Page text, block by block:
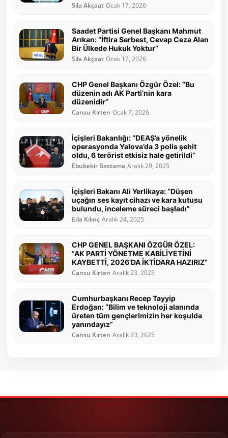
Sıla Akçaat Ocak 17, 2026
Saadet Partisi Genel Başkanı Mahmut
Arıkan: “İftira Serbest, Cevap Ceza Alan
Bir Ülkede Hukuk Yoktur”
Sıla Akçaat Ocak 17, 2026
CHP Genel Başkanı Özgür Özel: “Bu
düzenin adı AK Parti’nin kara
düzenidir”
Cansu Kırten Ocak 7, 2026
İçişleri Bakanlığı: “DEAŞ’a yönelik
operasyonda Yalova’da 3 polis şehit
oldu, 6 terörist etkisiz hale getirildi”
Ebubekir Bastama Aralık 29, 2025
İçişleri Bakanı Ali Yerlikaya: “Düşen
uçağın ses kayıt cihazı ve kara kutusu
bulundu, inceleme süreci başladı”
Eda Kılınç Aralık 24, 2025
CHP GENEL BAŞKANI ÖZGÜR ÖZEL:
“AK PARTİ YÖNETME KABİLİYETİNİ
KAYBETTİ, 2026’DA İKTİDARA HAZIRIZ”
Cansu Kırten Aralık 23, 2025
Cumhurbaşkanı Recep Tayyip
Erdoğan: “Bilim ve teknoloji alanında
üreten tüm gençlerimizin her koşulda
yanındayız”
Cansu Kırten Aralık 23, 2025